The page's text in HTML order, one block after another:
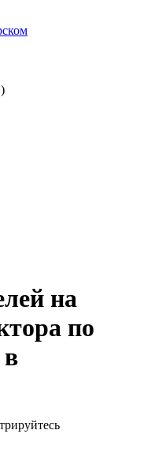
на
по